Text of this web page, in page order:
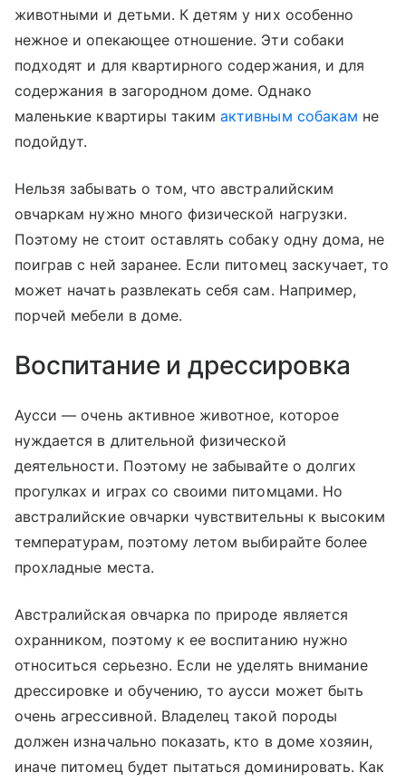
животными и детьми. К детям у них особенно
нежное и опекающее отношение. Эти собаки
подходят и для квартирного содержания, и для
содержания в загородном доме. Однако
маленькие квартиры такимактивным собакам не
подойдут.
Нельзя забывать о том, что австралийским
овчаркам нужно много физической нагрузки.
Поэтому не стоит оставлять собаку одну дома, не
поиграв с ней заранее. Если питомец заскучает, то
может начать развлекать себя сам. Например,
порчей мебели в доме.
Воспитание и дрессировка
Аусси — очень активное животное, которое
нуждается в длительной физической
деятельности. Поэтому не забывайте о долгих
прогулках и играх со своими питомцами. Но
австралийские овчарки чувствительны к высоким
температурам, поэтому летом выбирайте более
прохладные места.
Австралийская овчарка по природе является
охранником, поэтому к ее воспитанию нужно
относиться серьезно. Если не уделять внимание
дрессировке и обучению, то аусси может быть
очень агрессивной. Владелец такой породы
должен изначально показать, кто в доме хозяин,
иначе питомец будет пытаться доминировать. Как